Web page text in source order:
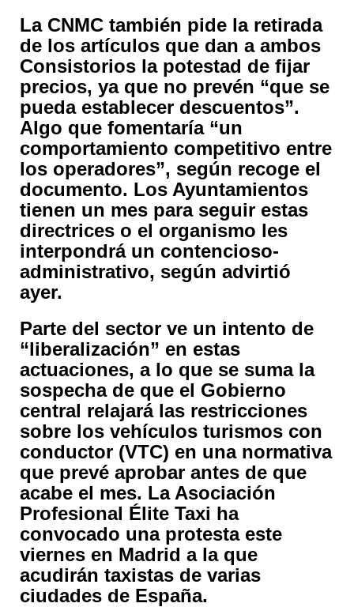
La CNMC también pide la retirada
de los artículos que dan a ambos
Consistorios la potestad de fijar
precios, ya que no prevén “que se
pueda establecer descuentos”.
Algo que fomentaría “un
comportamiento competitivo entre
los operadores”, según recoge el
documento. Los Ayuntamientos
tienen un mes para seguir estas
directrices o el organismo les
interpondrá un contencioso-
administrativo, según advirtió
ayer.
Parte del sector ve un intento de
“liberalización” en estas
actuaciones, a lo que se suma la
sospecha de que el Gobierno
central relajará las restricciones
sobre los vehículos turismos con
conductor (VTC) en una normativa
que prevé aprobar antes de que
acabe el mes. La Asociación
Profesional Élite Taxi ha
convocado una protesta este
viernes en Madrid a la que
acudirán taxistas de varias
ciudades de España.